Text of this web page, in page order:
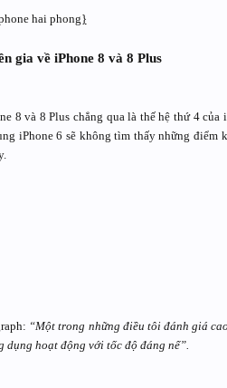
hai phong}
gia về iPhone 8 và 8 Plus
8 và 8 Plus chẳng qua là thế hệ thứ 4
iPhone 6 sẽ không tìm thấy những điểm
“Một trong những điều tôi đánh giá
dụng hoạt động với tốc độ đáng nể”.